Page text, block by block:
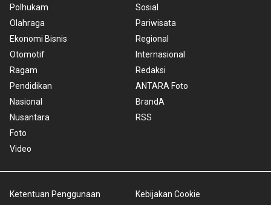
Polhukam
Olahraga
Ekonomi Bisnis
Otomotif
Ragam
Pendidikan
Nasional
Nusantara
Foto
Video
Sosial
Pariwisata
Regional
Internasional
Redaksi
ANTARA Foto
BrandA
RSS
Ketentuan Penggunaan
Kebijakan Cookie